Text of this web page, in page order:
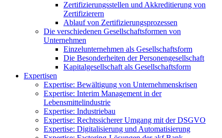
Zertifizierungsstellen und Akkreditierung von
Zertifizierern
Ablauf von Zertifizierungsprozessen
Die verschiedenen Gesellschaftsformen von
Unternehmen
Einzelunternehmen als Gesellschaftsform
Die Besonderheiten der Personengesellschaft
Kapitalgesellschaft als Gesellschaftsform
Expertisen
Expertise: Bewältigung von Unternehmenskrisen
Expertise: Interim Management in der
Lebensmittelindustrie
Expertise: Industriebau
Expertise: Rechtssicherer Umgang mit der DSGVO
Expertise: Digitalisierung und Automatisierung